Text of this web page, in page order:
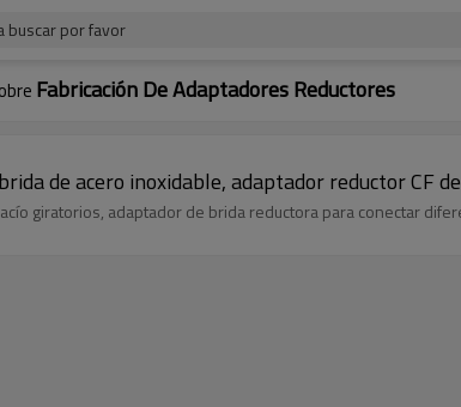
buscar por favor
Fabricación De Adaptadores Reductores
de acero inoxidable, adaptador reductor CF
giratorios, adaptador de brida reductora para conectar